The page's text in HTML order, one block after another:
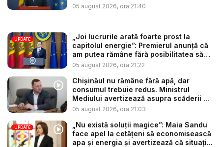
05 august 2026, ora 21:40
UPDATE
„Joi lucrurile arată foarte prost la
capitolul energie”: Premierul anunță că
am putea rămâne fără posibilitatea să
c...
05 august 2026, ora 21:22
Chișinăul nu rămâne fără apă, dar
consumul trebuie redus. Ministrul
Mediului avertizează asupra scăderii ...
05 august 2026, ora 21:03
UPDATE
„Nu există soluții magice”: Maia Sandu
face apel la cetățeni să economisească
apa și energia și avertizează că situați...